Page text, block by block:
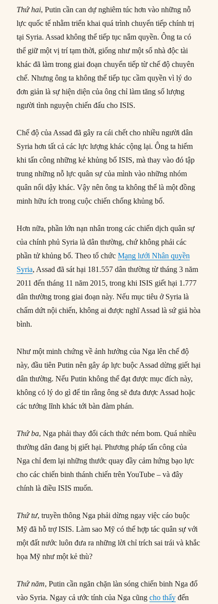
Thứ hai, Putin cần can dự nghiêm túc hơn vào những nỗ
lực quốc tế nhằm triển khai quá trình chuyển tiếp chính trị
tại Syria. Assad không thể tiếp tục nắm quyền. Ông ta có
thể giữ một vị trí tạm thời, giống như một số nhà độc tài
khác đã làm trong giai đoạn chuyển tiếp từ chế độ chuyên
chế. Nhưng ông ta không thể tiếp tục cầm quyền vì lý do
đơn giản là sự hiện diện của ông chỉ làm tăng số lượng
người tình nguyện chiến đấu cho ISIS.
Chế độ của Assad đã gây ra cái chết cho nhiều người dân
Syria hơn tất cả các lực lượng khác cộng lại. Ông ta hiếm
khi tấn công những kẻ khủng bố ISIS, mà thay vào đó tập
trung những nỗ lực quân sự của mình vào những nhóm
quân nổi dậy khác. Vậy nên ông ta không thể là một đồng
minh hữu ích trong cuộc chiến chống khủng bố.
Hơn nữa, phần lớn nạn nhân trong các chiến dịch quân sự
của chính phủ Syria là dân thường, chứ không phải các
phần tử khủng bố. Theo tổ chứcMạng lưới Nhân quyền
Syria, Assad đã sát hại 181.557 dân thường từ tháng 3 năm
2011 đến tháng 11 năm 2015, trong khi ISIS giết hại 1.777
dân thường trong giai đoạn này. Nếu mục tiêu ở Syria là
chấm dứt nội chiến, không ai được nghĩ Assad là sứ giả hòa
bình.
Như một minh chứng về ảnh hưởng của Nga lên chế độ
này, đầu tiên Putin nên gây áp lực buộc Assad dừng giết hại
dân thường. Nếu Putin không thể đạt được mục đích này,
không có lý do gì để tin rằng ông sẽ đưa được Assad hoặc
các tướng lĩnh khác tới bàn đàm phán.
Thứ ba, Nga phải thay đổi cách thức ném bom. Quá nhiều
thường dân đang bị giết hại. Phương pháp tấn công của
Nga chỉ đem lại những thước quay đầy cảm hứng bạo lực
cho các chiến binh thánh chiến trên YouTube – và đây
chính là điều ISIS muốn.
Thứ tư, truyền thông Nga phải dừng ngay việc cáo buộc
Mỹ đã hỗ trợ ISIS. Làm sao Mỹ có thể hợp tác quân sự với
một đất nước luôn đưa ra những lời chỉ trích sai trái và khắc
họa Mỹ như một kẻ thù?
Thứ năm, Putin cần ngăn chặn làn sóng chiến binh Nga đổ
vào Syria. Ngay cả ước tính của Nga cũngcho thấy đến